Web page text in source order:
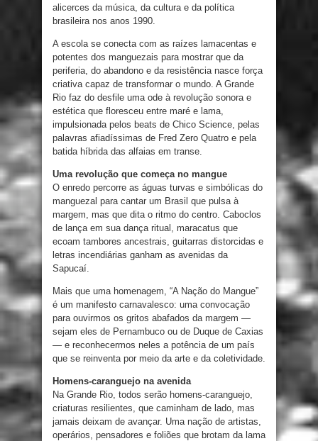
alicerces da música, da cultura e da política
brasileira nos anos 1990.
A escola se conecta com as raízes lamacentas e
potentes dos manguezais para mostrar que da
periferia, do abandono e da resistência nasce força
criativa capaz de transformar o mundo. A Grande
Rio faz do desfile uma ode à revolução sonora e
estética que floresceu entre maré e lama,
impulsionada pelos beats de Chico Science, pelas
palavras afiadíssimas de Fred Zero Quatro e pela
batida híbrida das alfaias em transe.
Uma revolução que começa no mangue
O enredo percorre as águas turvas e simbólicas do
manguezal para cantar um Brasil que pulsa à
margem, mas que dita o ritmo do centro. Caboclos
de lança em sua dança ritual, maracatus que
ecoam tambores ancestrais, guitarras distorcidas e
letras incendiárias ganham as avenidas da
Sapucaí.
Mais que uma homenagem, “A Nação do Mangue”
é um manifesto carnavalesco: uma convocação
para ouvirmos os gritos abafados da margem —
sejam eles de Pernambuco ou de Duque de Caxias
— e reconhecermos neles a potência de um país
que se reinventa por meio da arte e da coletividade.
Homens-caranguejo na avenida
Na Grande Rio, todos serão homens-caranguejo,
criaturas resilientes, que caminham de lado, mas
jamais deixam de avançar. Uma nação de artistas,
operários, pensadores e foliões que brotam da lama